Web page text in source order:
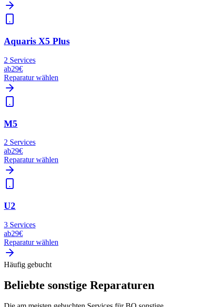
Aquaris X5 Plus
2 Services
ab29€
Reparatur wählen
M5
2 Services
ab29€
Reparatur wählen
U2
3 Services
ab29€
Reparatur wählen
Häufig gebucht
Beliebte sonstige Reparaturen